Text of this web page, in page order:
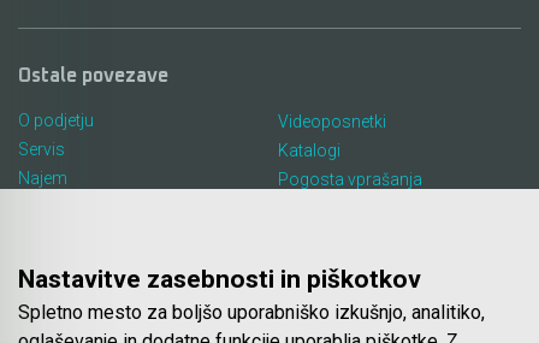
Ostale povezave
O podjetju
Servis
Najem
Videoposnetki
Katalogi
Pogosta vprašanja
Spletna trgovina
Nastavitve zasebnosti in piškotkov
Spletno mesto za boljšo uporabniško izkušnjo, analitiko,